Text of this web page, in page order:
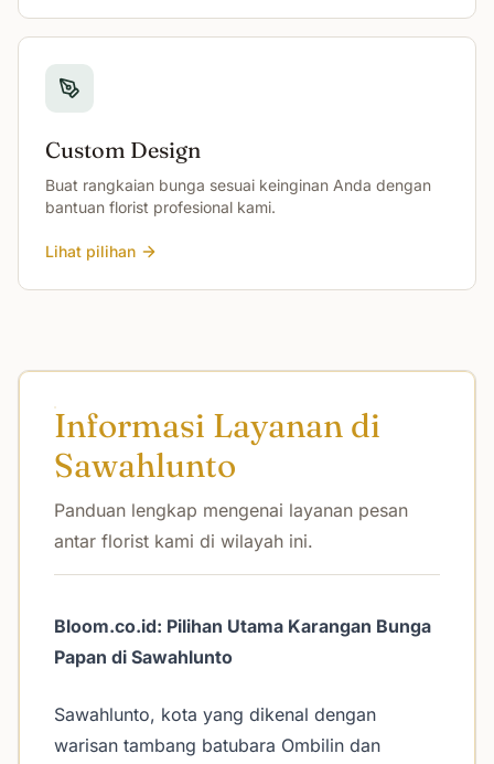
Custom Design
Buat rangkaian bunga sesuai keinginan Anda dengan
bantuan florist profesional kami.
Lihat pilihan
Informasi Layanan di
Sawahlunto
Panduan lengkap mengenai layanan pesan
antar florist kami di wilayah ini.
Bloom.co.id: Pilihan Utama Karangan Bunga
Papan di Sawahlunto
Sawahlunto, kota yang dikenal dengan
warisan tambang batubara Ombilin dan